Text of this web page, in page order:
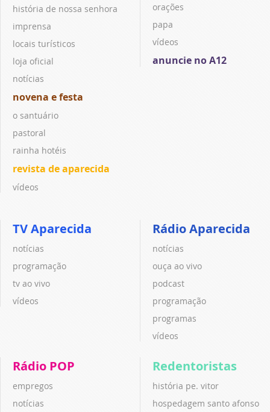
história de nossa senhora
imprensa
locais turísticos
loja oficial
notícias
novena e festa
o santuário
pastoral
rainha hotéis
revista de aparecida
vídeos
orações
papa
vídeos
anuncie no A12
TV Aparecida
notícias
programação
tv ao vivo
vídeos
Rádio Aparecida
notícias
ouça ao vivo
podcast
programação
programas
vídeos
Rádio POP
empregos
notícias
Redentoristas
história pe. vitor
hospedagem santo afonso